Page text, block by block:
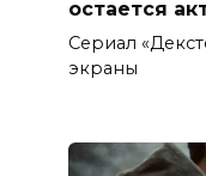
остается
Сериал
экраны